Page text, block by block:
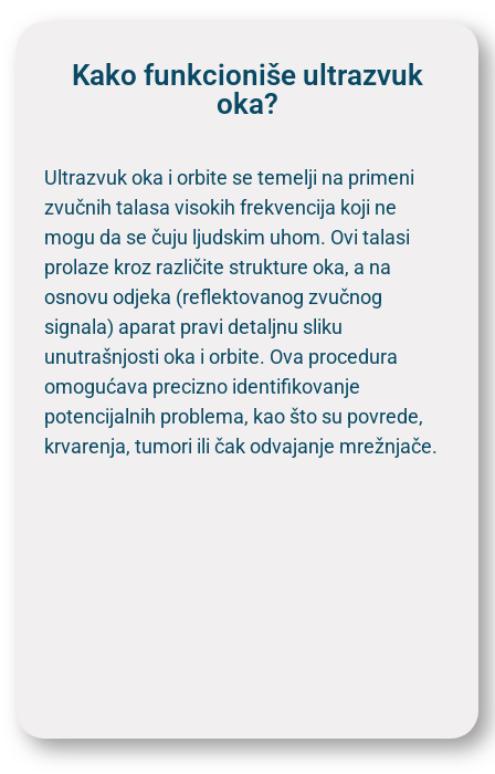
Kako funkcioniše ultrazvuk
oka?
Ultrazvuk oka i orbite se temelji na primeni
zvučnih talasa visokih frekvencija koji ne
mogu da se čuju ljudskim uhom. Ovi talasi
prolaze kroz različite strukture oka, a na
osnovu odjeka (reflektovanog zvučnog
signala) aparat pravi detaljnu sliku
unutrašnjosti oka i orbite. Ova procedura
omogućava precizno identifikovanje
potencijalnih problema, kao što su povrede,
krvarenja, tumori ili čak odvajanje mrežnjače.